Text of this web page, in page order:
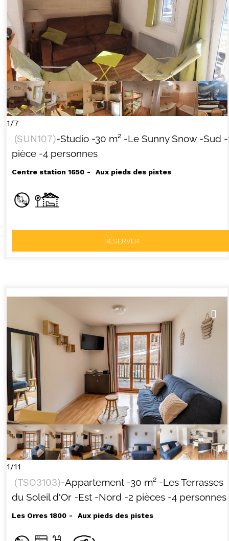
1/7
(SUN107)-Studio -30 m² -Le Sunny Snow -Sud
pièce -4 personnes
Centre station 1650 Aux pieds des pistes
RÉSERVER
1/11
(TSO3103)-Appartement -30 m² -Les Terrasses
du Soleil d'Or -Est -Nord -2 pièces -4 personnes
Les Orres 1800 Aux pieds des pistes